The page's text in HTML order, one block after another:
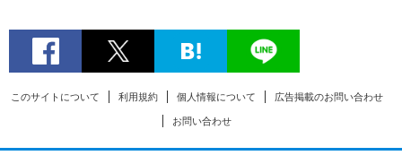
このサイトについて 利用規約 個人情報について 広告掲載のお問い合わせ
お問い合わせ